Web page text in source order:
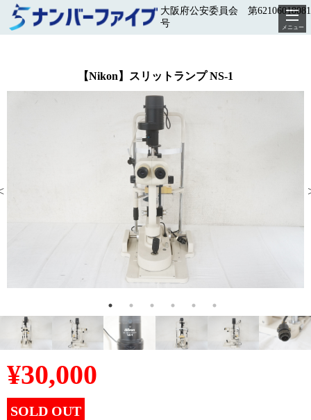
大阪府公安委員会 第
号
メニュー
【Nikon】スリットランプ NS-1
¥30,000
SOLD OUT